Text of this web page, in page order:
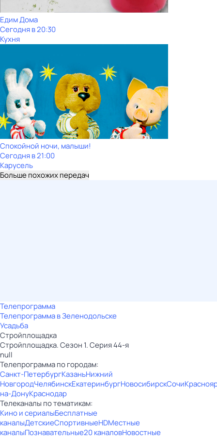
Едим Дома
Сегодня в 20:30
Кухня
Спокойной ночи, малыши!
Сегодня в 21:00
Карусель
Больше похожих передач
Телепрограмма
Телепрограмма в Зеленодольске
Усадьба
Стройплощадка
Стройплощадка. Сезон 1. Серия 44-я
null
Телепрограмма по городам:
Санкт-ПетербургКазаньНижний
НовгородЧелябинскЕкатеринбургНовосибирскСочи
на-ДонуКраснодар
Телеканалы по тематикам:
Кино и сериалыБесплатные
каналыДетскиеСпортивныеHDМестные
каналыПознавательные20 каналовНовостные